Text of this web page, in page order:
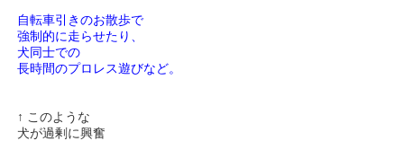
自転車引きのお散歩で
強制的に走らせたり、
犬同士での
長時間のプロレス遊びなど。
↑ このような
犬が過剰に興奮